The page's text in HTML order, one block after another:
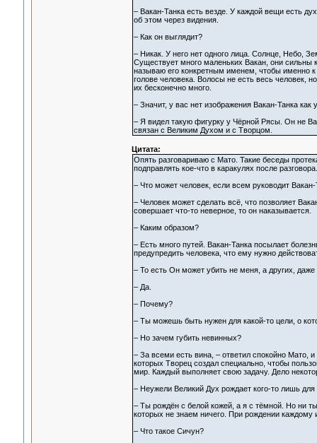
– Вакан-Танка есть везде. У каждой вещи есть
об этом через видения.
– Как он выглядит?
– Никак. У него нет одного лица. Солнце, Небо,
Существует много маленьких Вакан, они сильны
называю его конкретным именем, чтобы именно
голове человека. Волосы не есть весь человек,
их бесконечно много.
– Значит, у вас нет изображения Вакан-Танка
– Я видел такую фигурку у Чёрной Рясы. Он не
связан с Великим Духом и с Творцом.
Цитата:
Опять разговариваю с Мато. Такие беседы
подправлять кое-что в каракулях после разговора.
– Что может человек, если всем руководит
– Человек может сделать всё, что позволяет
совершает что-то неверное, то он наказывается.
– Каким образом?
– Есть много путей. Вакан-Танка посылает
предупредить человека, что ему нужно
– То есть Он может убить не меня, а других, даже
– Да.
– Почему?
– Ты можешь быть нужен для какой-то цели, о
– Но зачем губить невинных?
– За всеми есть вина, – ответил спокойно Мато,
которых Творец создал специально, чтобы
мир. Каждый выполняет свою задачу. Дело
– Неужели Великий Дух рождает кого-то лишь для
– Ты рождён с белой кожей, а я с тёмной. Но ни
которых не знаем ничего. При рождении каждому
– Что такое Сичун?